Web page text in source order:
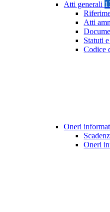
Atti generali
Atti
Statuti
Codice
Oneri
Oneri